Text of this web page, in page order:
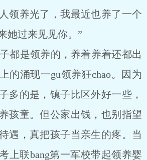
领养光了，我最近也养了一个
她过来见见你。”
是领养的，养着养着还都出
的涌现一gu领养狂chao。因为
多的是，镇子比区外好一些，
孩童。但公家出钱，也别指望
遇，真把孩子当亲生的疼。当
上联bang第一军校带起领养婴